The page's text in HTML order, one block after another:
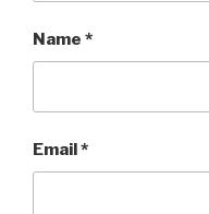
Name *
Email*